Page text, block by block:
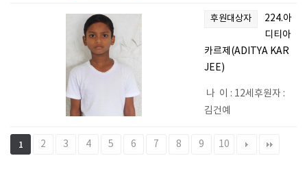
후원대상자
224.아
디티아
카르제(ADITYA KAR
JEE)
나 이 : 12세후원자 :
김건예
1 2 3 4 5 6 7 8 9 10